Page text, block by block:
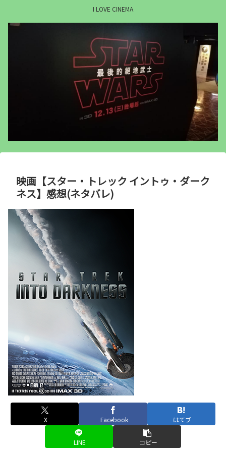
I LOVE CINEMA
映画【スター・トレック イントゥ・ダーク
ネス】感想(ネタバレ)
X Facebook はてブ
LINE コピー